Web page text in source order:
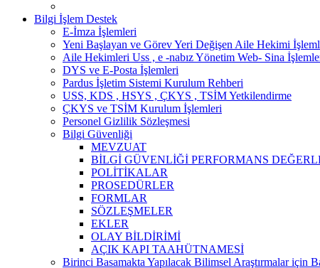
Bilgi İşlem Destek
E-İmza İşlemleri
Yeni Başlayan ve Görev Yeri Değişen Aile Hekimi
Aile Hekimleri Uss , e -nabız Yönetim Web- Sina
DYS ve E-Posta İşlemleri
Pardus İşletim Sistemi Kurulum Rehberi
USS, KDS , HSYS , ÇKYS , TSİM Yetkilendirme
ÇKYS ve TSİM Kurulum İşlemleri
Personel Gizlilik Sözleşmesi
Bilgi Güvenliği
MEVZUAT
BİLGİ GÜVENLİĞİ PERFORMANS
POLİTİKALAR
PROSEDÜRLER
FORMLAR
SÖZLEŞMELER
EKLER
OLAY BİLDİRİMİ
AÇIK KAPI TAAHÜTNAMESİ
Birinci Basamakta Yapılacak Bilimsel Araştırmalar için